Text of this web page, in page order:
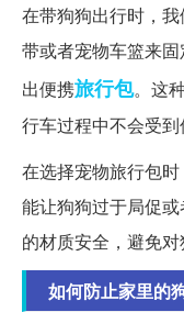
在带狗狗出行时，
带或者宠物车篮来
出便携旅行包。这
行车过程中不会受到
在选择宠物旅行包
能让狗狗过于局促
的材质安全，避免对
如何防止家里的